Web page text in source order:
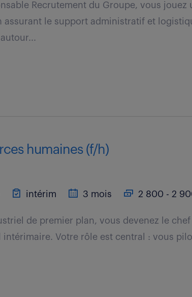
Recrutement du Groupe, vous
assurant le support administratif et
humaines (f/h)
intérim 3 mois 2 800 - 2
de premier plan, vous devenez le
intérimaire. Votre rôle est central : vous